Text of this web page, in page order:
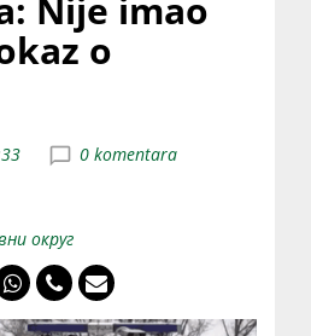
o
0 komentara
округ